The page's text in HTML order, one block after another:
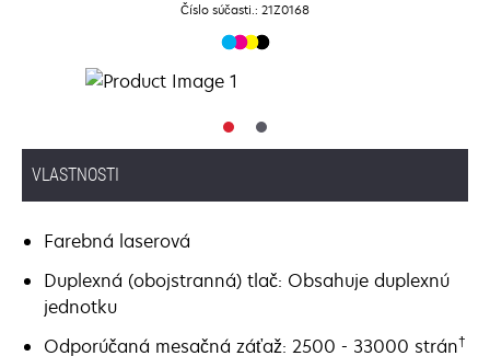
Číslo súčasti.: 21Z0168
VLASTNOSTI
Farebná laserová
Duplexná (obojstranná) tlač: Obsahuje duplexnú
jednotku
Odporúčaná mesačná záťaž: 2500 - 33000 strán†